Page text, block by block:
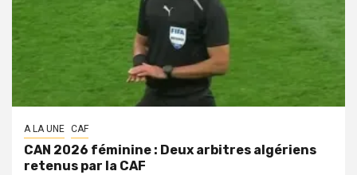
A LA UNE CAF
CAN 2026 féminine : Deux arbitres algériens
retenus par la CAF